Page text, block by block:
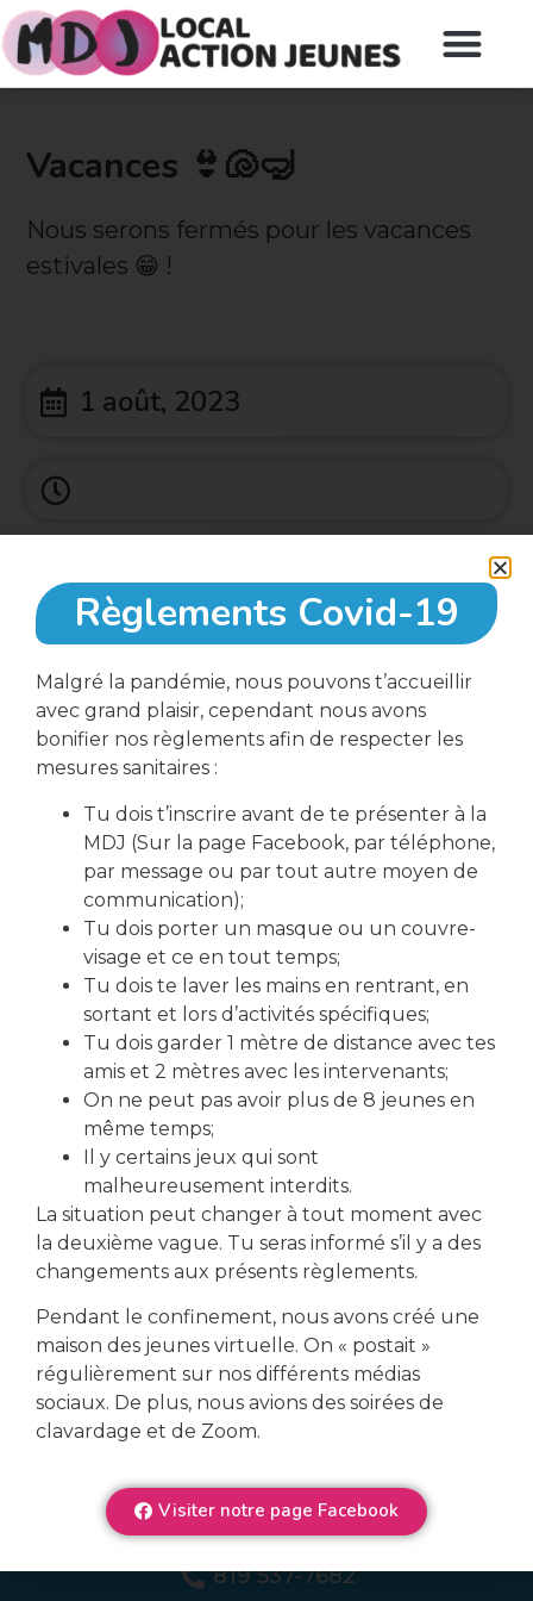
Vacances 👙🐚🤿
Nous serons fermés pour les vacances
estivales 😁 !
1 août, 2023
Local Action Jeunes
télécharger le formulaire d'inscription
Partager cet événement
Veux-tu en connaître plus
sur nos services?
Nous contacter
Se connecter
819 537-7682
Règlements Covid-19
Malgré la pandémie, nous pouvons t’accueillir
avec grand plaisir, cependant nous avons
bonifier nos règlements afin de respecter les
mesures sanitaires :
Tu dois t’inscrire avant de te présenter à la
MDJ (Sur la page Facebook, par téléphone,
par message ou par tout autre moyen de
communication);
Tu dois porter un masque ou un couvre-
visage et ce en tout temps;
Tu dois te laver les mains en rentrant, en
sortant et lors d’activités spécifiques;
Tu dois garder 1 mètre de distance avec tes
amis et 2 mètres avec les intervenants;
On ne peut pas avoir plus de 8 jeunes en
même temps;
Il y certains jeux qui sont
malheureusement interdits.
La situation peut changer à tout moment avec
la deuxième vague. Tu seras informé s’il y a des
changements aux présents règlements.
Pendant le confinement, nous avons créé une
maison des jeunes virtuelle. On « postait »
régulièrement sur nos différents médias
sociaux. De plus, nous avions des soirées de
clavardage et de Zoom.
Visiter notre page Facebook